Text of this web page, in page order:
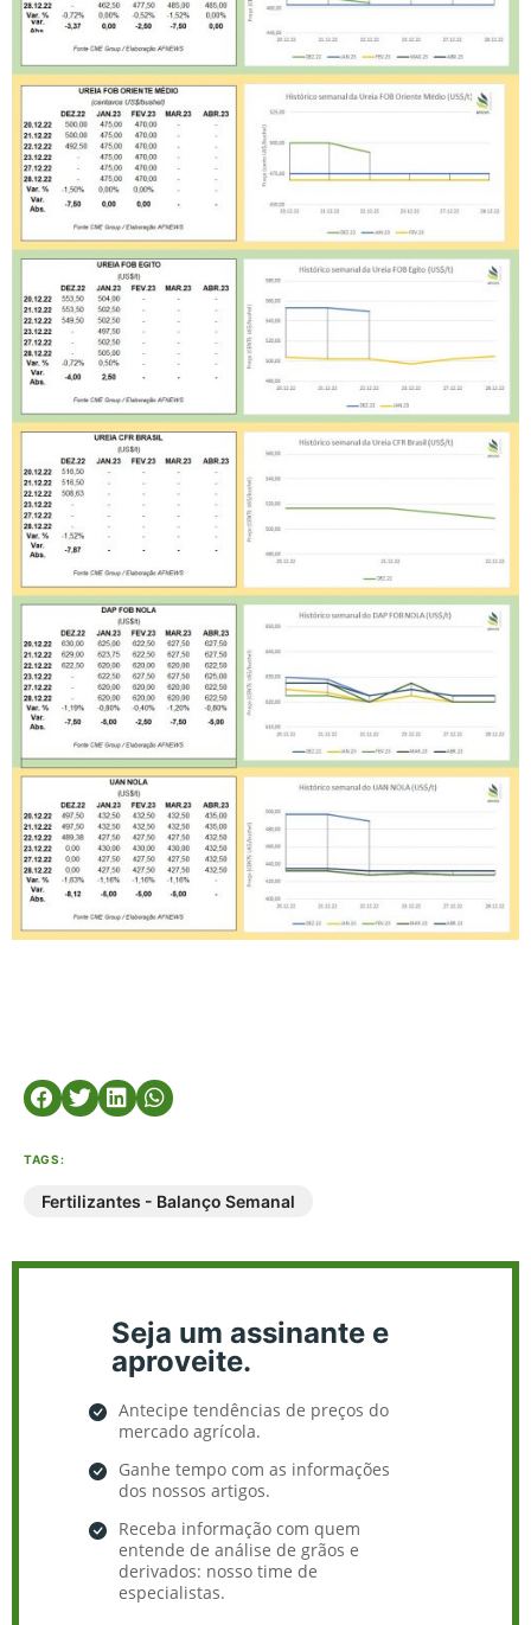
TAGS:
Fertilizantes - Balanço Semanal
Seja um assinante e
aproveite.
Antecipe tendências de preços do
mercado agrícola.
Ganhe tempo com as informações
dos nossos artigos.
Receba informação com quem
entende de análise de grãos e
derivados: nosso time de
especialistas.